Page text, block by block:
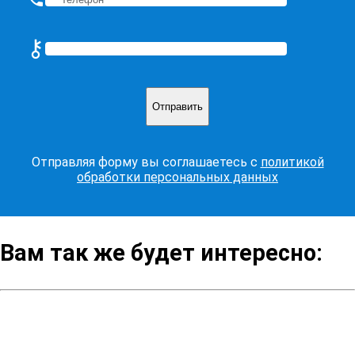
⚷
Отправляя форму вы соглашаетесь с политикой
обработки персональных данных
Вам так же будет интересно: